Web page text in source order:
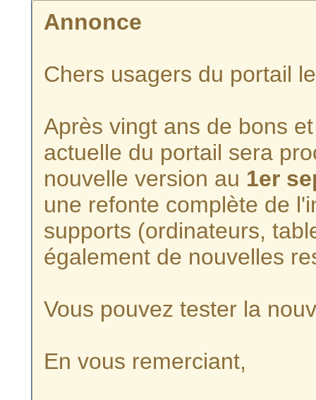
Annonce
Chers usagers du portail
Après vingt ans de bons
actuelle du portail sera
nouvelle version au 1er
une refonte complète de
supports (ordinateurs,
également de nouvelles
Vous pouvez tester la
En vous remerciant,